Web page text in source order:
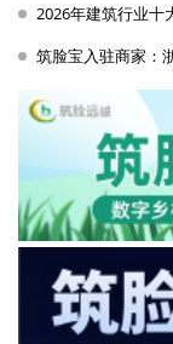
2026年建筑行业十
筑脸宝入驻商家：